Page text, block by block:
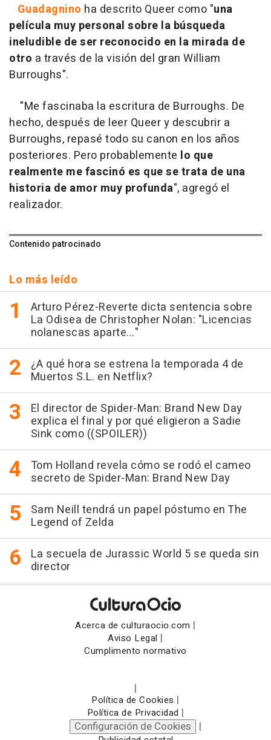
Guadagnino ha descrito Queer como "una
película muy personal sobre la búsqueda
ineludible de ser reconocido en la mirada de
otro a través de la visión del gran William
Burroughs".
"Me fascinaba la escritura de Burroughs. De
hecho, después de leer Queer y descubrir a
Burroughs, repasé todo su canon en los años
posteriores. Pero probablemente lo que
realmente me fascinó es que se trata de una
historia de amor muy profunda", agregó el
realizador.
Contenido patrocinado
Lo más leído
Arturo Pérez-Reverte dicta sentencia sobre
La Odisea de Christopher Nolan: "Licencias
nolanescas aparte..."
¿A qué hora se estrena la temporada 4 de
Muertos S.L. en Netflix?
El director de Spider-Man: Brand New Day
explica el final y por qué eligieron a Sadie
Sink como ((SPOILER))
Tom Holland revela cómo se rodó el cameo
secreto de Spider-Man: Brand New Day
Sam Neill tendrá un papel póstumo en The
Legend of Zelda
La secuela de Jurassic World 5 se queda sin
director
Acerca de culturaocio.com |
Aviso Legal |
Cumplimento normativo
|
Política de Cookies |
Política de Privacidad |
Configuración de Cookies |